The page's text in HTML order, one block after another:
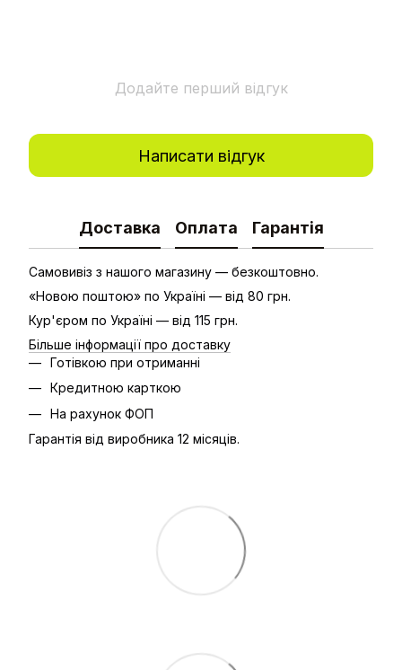
Додайте перший відгук
Написати відгук
Доставка Оплата Гарантія
Самовивіз з нашого магазину — безкоштовно.
«Новою поштою» по Україні — від 80 грн.
Кур'єром по Україні — від 115 грн.
Більше інформації про доставку
Готівкою при отриманні
Кредитною карткою
На рахунок ФОП
Гарантія від виробника 12 місяців.